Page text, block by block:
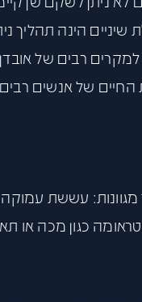
הינה תהליך
רבים של אובדן
החיים של אנשים
עששת
טראומה כגון מכה או